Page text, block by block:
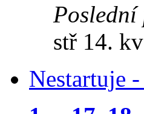
Poslední
stř 14.
Nestartuje